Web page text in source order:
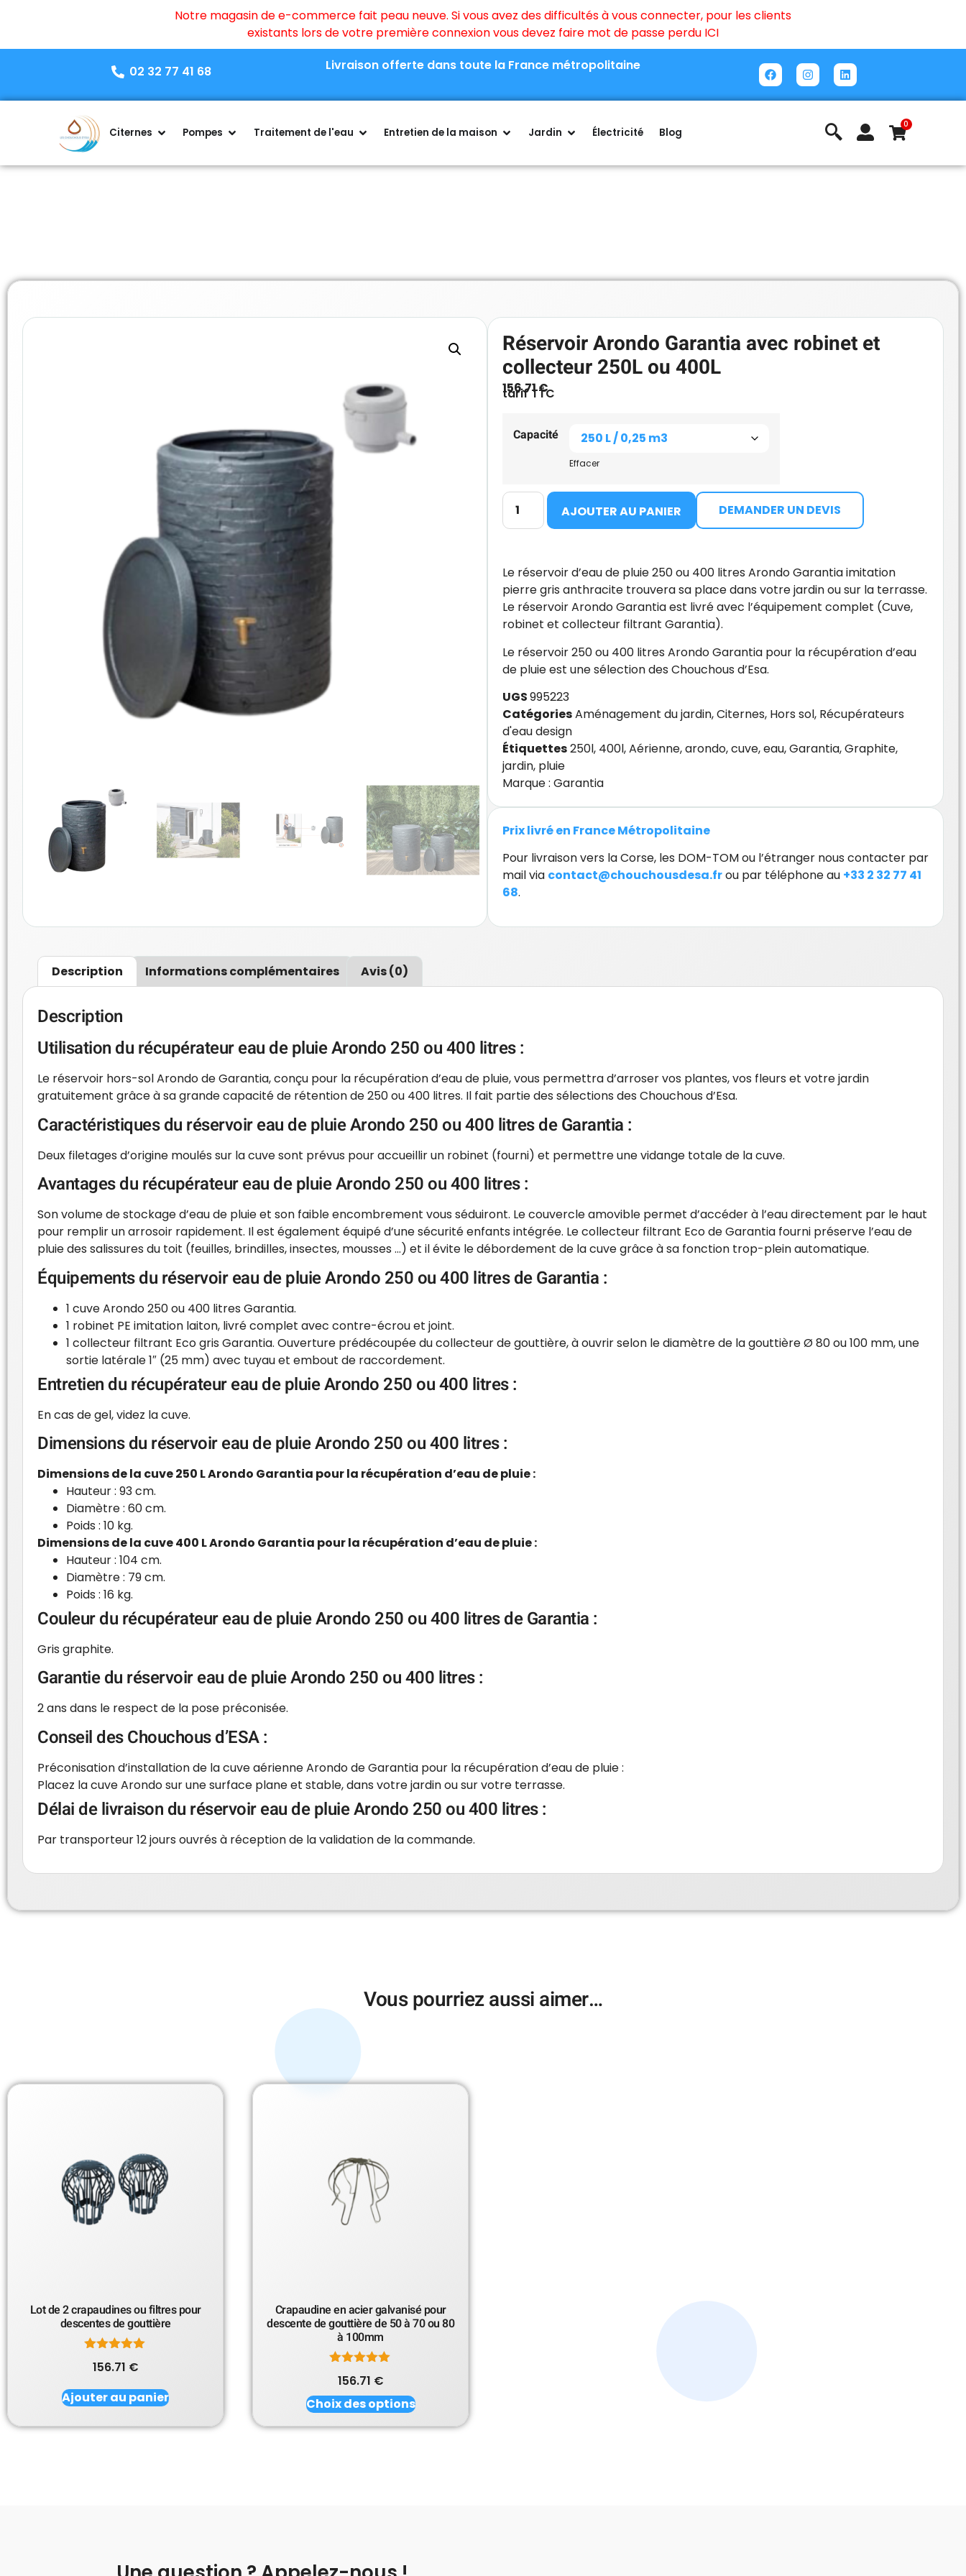
Notre magasin de e-commerce fait peau neuve. Si vous avez des difficultés à vous connecter, pour les clients
existants lors de votre première connexion vous devez faire mot de passe perdu ICI
02 32 77 41 68 Livraison offerte dans toute la France métropolitaine
Citernes Pompes Traitement de l'eau Entretien de la maison Jardin Électricité Blog
0
Réservoir Arondo Garantia avec robinet et
collecteur 250L ou 400L
156.71€
tarif TTC
Capacité
Effacer
AJOUTER AU PANIER DEMANDER UN DEVIS
Le réservoir d’eau de pluie 250 ou 400 litres Arondo Garantia imitation
pierre gris anthracite trouvera sa place dans votre jardin ou sur la terrasse.
Le réservoir Arondo Garantia est livré avec l’équipement complet (Cuve,
robinet et collecteur filtrant Garantia).
Le réservoir 250 ou 400 litres Arondo Garantia pour la récupération d’eau
de pluie est une sélection des Chouchous d’Esa.
UGS995223
CatégoriesAménagement du jardin,Citernes, Hors sol, Récupérateurs
d'eau design
Étiquettes250l, 400l,Aérienne,arondo,cuve,eau,Garantia,Graphite,
jardin, pluie
Marque : Garantia
Prix livré en France Métropolitaine
Pour livraison vers la Corse, les DOM-TOM ou l’étranger nous contacter par
mail via contact@chouchousdesa.frou par téléphone au +33 2 32 77 41
68.
Description Informations complémentaires Avis (0)
Description
Utilisation du récupérateur eau de pluie Arondo 250 ou 400 litres :
Le réservoir hors-sol Arondo de Garantia, conçu pour la récupération d’eau de pluie, vous permettra d’arroser vos plantes, vos fleurs et votre jardin
gratuitement grâce à sa grande capacité de rétention de 250 ou 400 litres. Il fait partie des sélections des Chouchous d’Esa.
Caractéristiques du réservoir eau de pluie Arondo 250 ou 400 litres de Garantia :
Deux filetages d’origine moulés sur la cuve sont prévus pour accueillir un robinet (fourni) et permettre une vidange totale de la cuve.
Avantages du récupérateur eau de pluie Arondo 250 ou 400 litres :
Son volume de stockage d’eau de pluie et son faible encombrement vous séduiront. Le couvercle amovible permet d’accéder à l’eau directement par le haut
pour remplir un arrosoir rapidement. Il est également équipé d’une sécurité enfants intégrée. Le collecteur filtrant Eco de Garantia fourni préserve l’eau de
pluie des salissures du toit (feuilles, brindilles, insectes, mousses …) et il évite le débordement de la cuve grâce à sa fonction trop-plein automatique.
Équipements du réservoir eau de pluie Arondo 250 ou 400 litres de Garantia :
1 cuve Arondo 250 ou 400 litres Garantia.
1 robinet PE imitation laiton, livré complet avec contre-écrou et joint.
1 collecteur filtrant Eco gris Garantia. Ouverture prédécoupée du collecteur de gouttière, à ouvrir selon le diamètre de la gouttière Ø 80 ou 100 mm, une
sortie latérale 1″ (25 mm) avec tuyau et embout de raccordement.
Entretien du récupérateur eau de pluie Arondo 250 ou 400 litres :
En cas de gel, videz la cuve.
Dimensions du réservoir eau de pluie Arondo 250 ou 400 litres :
Dimensions de la cuve 250 L Arondo Garantia pour la récupération d’eau de pluie :
Hauteur : 93 cm.
Diamètre : 60 cm.
Poids : 10 kg.
Dimensions de la cuve 400 L Arondo Garantia pour la récupération d’eau de pluie :
Hauteur : 104 cm.
Diamètre : 79 cm.
Poids : 16 kg.
Couleur du récupérateur eau de pluie Arondo 250 ou 400 litres de Garantia :
Gris graphite.
Garantie du réservoir eau de pluie Arondo 250 ou 400 litres :
2 ans dans le respect de la pose préconisée.
Conseil des Chouchous d’ESA :
Préconisation d’installation de la cuve aérienne Arondo de Garantia pour la récupération d’eau de pluie :
Placez la cuve Arondo sur une surface plane et stable, dans votre jardin ou sur votre terrasse.
Délai de livraison du réservoir eau de pluie Arondo 250 ou 400 litres :
Par transporteur 12 jours ouvrés à réception de la validation de la commande.
Vous pourriez aussi aimer…
Lot de 2 crapaudines ou filtres pour
descentes de gouttière
5.00
156.71 €
Ajouter au panier
Crapaudine en acier galvanisé pour
descente de gouttière de 50 à 70 ou 80
à 100mm
5.00
sur 5
156.71 €
Choix des options